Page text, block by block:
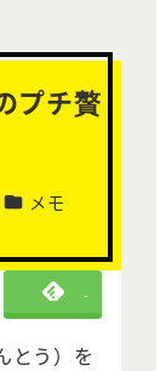
プチ贅
カテゴリー
メモ
-
う）を